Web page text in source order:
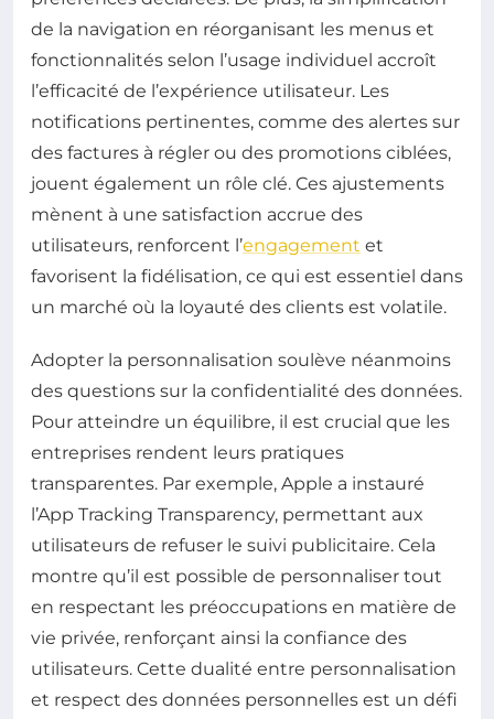
de la navigation en réorganisant les menus et
fonctionnalités selon l’usage individuel accroît
l’efficacité de l’expérience utilisateur. Les
notifications pertinentes, comme des alertes sur
des factures à régler ou des promotions ciblées,
jouent également un rôle clé. Ces ajustements
mènent à une satisfaction accrue des
utilisateurs, renforcent l’engagement et
favorisent la fidélisation, ce qui est essentiel dans
un marché où la loyauté des clients est volatile.
Adopter la personnalisation soulève néanmoins
des questions sur la confidentialité des données.
Pour atteindre un équilibre, il est crucial que les
entreprises rendent leurs pratiques
transparentes. Par exemple, Apple a instauré
l’App Tracking Transparency, permettant aux
utilisateurs de refuser le suivi publicitaire. Cela
montre qu’il est possible de personnaliser tout
en respectant les préoccupations en matière de
vie privée, renforçant ainsi la confiance des
utilisateurs. Cette dualité entre personnalisation
et respect des données personnelles est un défi